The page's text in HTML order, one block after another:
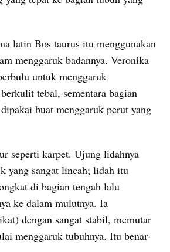
latin Bos taurus itu menggunakan
menggaruk badannya. Veronika
untuk menggaruk
tebal, sementara bagian
buat menggaruk perut yang
seperti karpet. Ujung lidahnya
yang sangat lincah; lidah itu
di bagian tengah lalu
ke dalam mulutnya. Ia
dengan sangat stabil, memutar
menggaruk tubuhnya. Itu benar-